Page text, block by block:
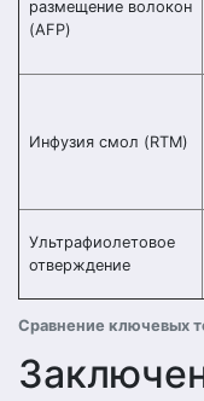
Сравнение ключевых
размещение волокон
(AFP)
Инфузия смол (RTM)
Ультрафиолетовое
отверждение